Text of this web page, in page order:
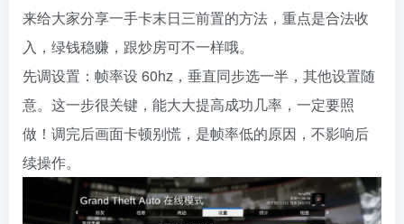
来给大家分享一手卡末日三前置的方法，重点是合法收
入，绿钱稳赚，跟炒房可不一样哦。
先调设置：帧率设 60hz，垂直同步选一半，其他设置随
意。这一步很关键，能大大提高成功几率，一定要照
做！调完后画面卡顿别慌，是帧率低的原因，不影响后
续操作。